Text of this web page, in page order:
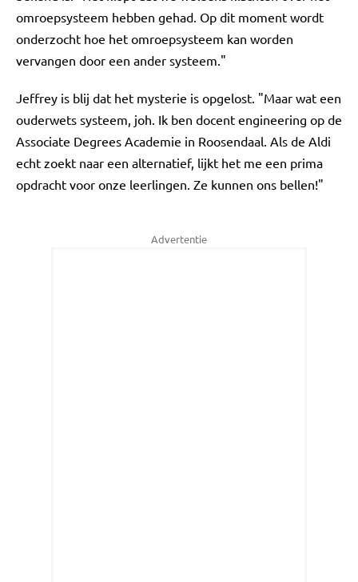
omroepsysteem hebben gehad. Op dit moment wordt
onderzocht hoe het omroepsysteem kan worden
vervangen door een ander systeem."
Jeffrey is blij dat het mysterie is opgelost. "Maar wat een
ouderwets systeem, joh. Ik ben docent engineering op de
Associate Degrees Academie in Roosendaal. Als de Aldi
echt zoekt naar een alternatief, lijkt het me een prima
opdracht voor onze leerlingen. Ze kunnen ons bellen!"
Advertentie